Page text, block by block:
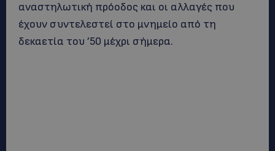
αναστηλωτική πρόοδος και οι αλλαγές που
έχουν συντελεστεί στο μνημείο από τη
δεκαετία του ’50 μέχρι σήμερα.